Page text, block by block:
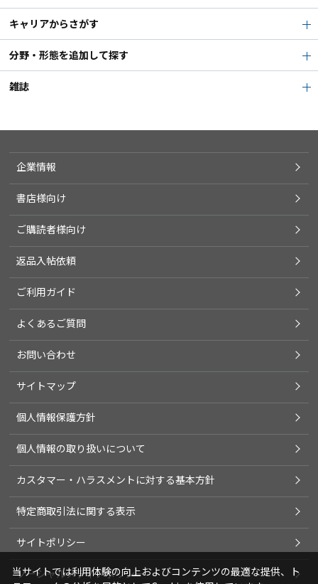
キャリアからさがす
分野・形態を追加して探す
雑誌
企業情報
書店様向け
ご購読者様向け
返品入帖依頼
ご利用ガイド
よくあるご質問
お問い合わせ
サイトマップ
個人情報保護方針
個人情報の取り扱いについて
カスタマー・ハラスメントに対する基本方針
特定商取引法に関する表示
サイトポリシー
ソーシャルメディアポリシー
当サイトでは利用体験の向上およびコンテンツの最適な提供、ト